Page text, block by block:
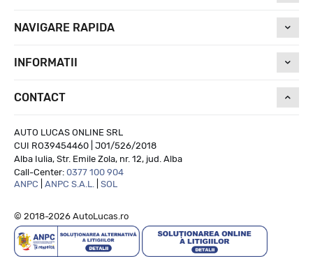
Run On Flat
NU
NAVIGARE RAPIDA
INFORMATII
CONTACT
AUTO LUCAS ONLINE SRL
CUI RO39454460 | J01/526/2018
Alba Iulia, Str. Emile Zola, nr. 12, jud. Alba
Call-Center: 0377 100 904
ANPC
ANPC S.A.L. SOL
© 2018-2026 AutoLucas.ro